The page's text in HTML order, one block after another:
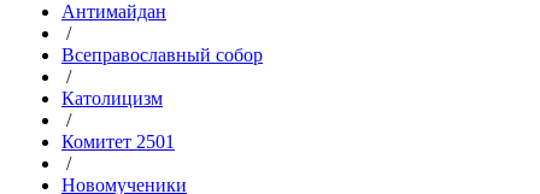
Антимайдан
/
Всеправославный собор
/
Католицизм
/
Комитет 2501
/
Новомученики